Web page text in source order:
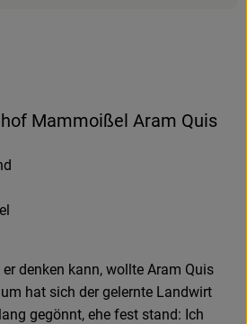
Mammoißel Aram Quis
denken kann, wollte Aram Quis
hat sich der gelernte Landwirt
gegönnt, ehe fest stand: Ich